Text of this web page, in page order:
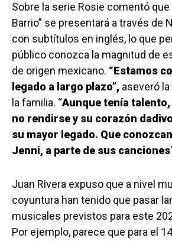
Sobre la serie Rosie comentó que
Barrio” se presentará a través de
con subtítulos en inglés, lo que
público conozca la magnitud de
de origen mexicano. “Estamos
legado a largo plazo”, aseveró
la familia. “Aunque tenía talento,
no rendirse y su corazón
su mayor legado. Que
Jenni, a parte de sus canciones
Juan Rivera expuso que a nivel
coyuntura han tenido que pasar
musicales previstos para este
Por ejemplo, parece que para el